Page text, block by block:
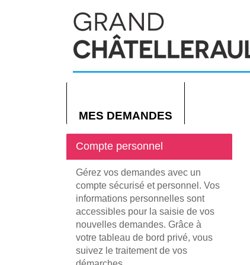
MES DEMANDES
Compte personnel
Gérez vos demandes avec un
compte sécurisé et personnel. Vos
informations personnelles sont
accessibles pour la saisie de vos
nouvelles demandes. Grâce à
votre tableau de bord privé, vous
suivez le traitement de vos